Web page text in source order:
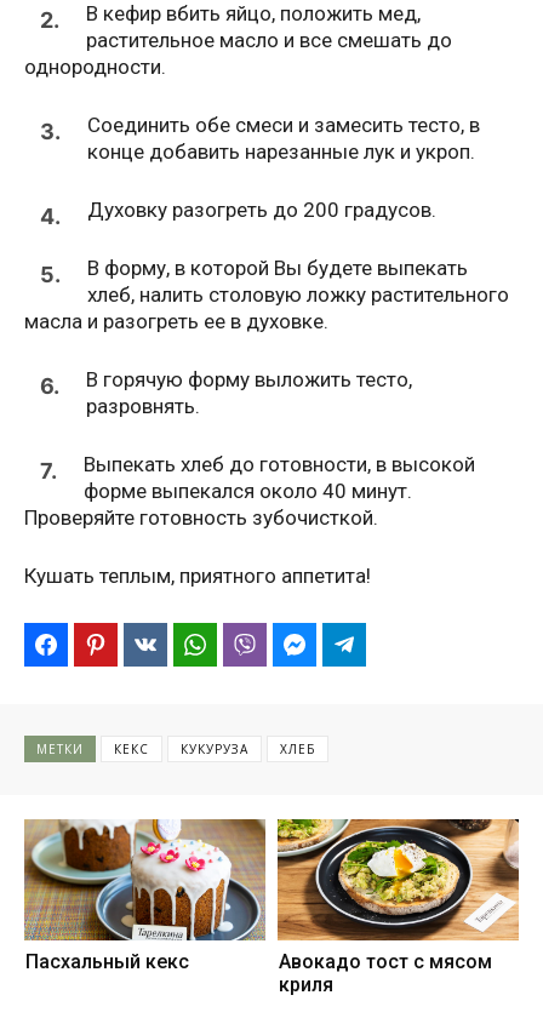
2.
В кефир вбить яйцо, положить мед,
растительное масло и все смешать до
однородности.
3.
Соединить обе смеси и замесить тесто, в
конце добавить нарезанные лук и укроп.
4. Духовку разогреть до 200 градусов.
5.
В форму, в которой Вы будете выпекать
хлеб, налить столовую ложку растительного
масла и разогреть ее в духовке.
6.
В горячую форму выложить тесто,
разровнять.
7.
Выпекать хлеб до готовности, в высокой
форме выпекался около 40 минут.
Проверяйте готовность зубочисткой.
Кушать теплым, приятного аппетита!
МЕТКИ КЕКС КУКУРУЗА ХЛЕБ
Пасхальный кекс
Авокадо тост с мясом
криля